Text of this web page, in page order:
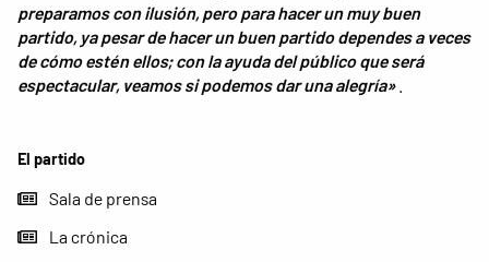
El partido
Sala de prensa
La crónica
preparamos con ilusión, pero para hacer un muy buen
partido, ya pesar de hacer un buen partido dependes a veces
de cómo estén ellos; con la ayuda del público que será
espectacular, veamos si podemos dar una alegría»